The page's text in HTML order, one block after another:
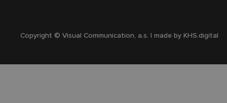
Copyright © Visual Communication, a.s. | made byKHS.digital